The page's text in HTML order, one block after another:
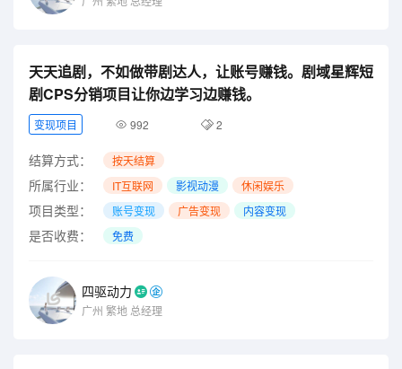
天天追剧，不如做带剧达人，让账号赚钱。剧域星辉短
剧CPS分销项目让你边学习边赚钱。
变现项目 992 2
结算方式： 按天结算
所属行业： IT互联网 影视动漫 休闲娱乐
项目类型： 账号变现 广告变现 内容变现
是否收费： 免费
四驱动力
广州 繁地 总经理